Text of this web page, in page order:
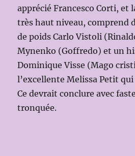
apprécié Francesco Corti, et
très haut niveau, comprend
de poids Carlo Vistoli
Mynenko (Goffredo) et un
Dominique Visse (Mago
l’excellente Melissa Petit
Ce devrait conclure avec
tronquée.